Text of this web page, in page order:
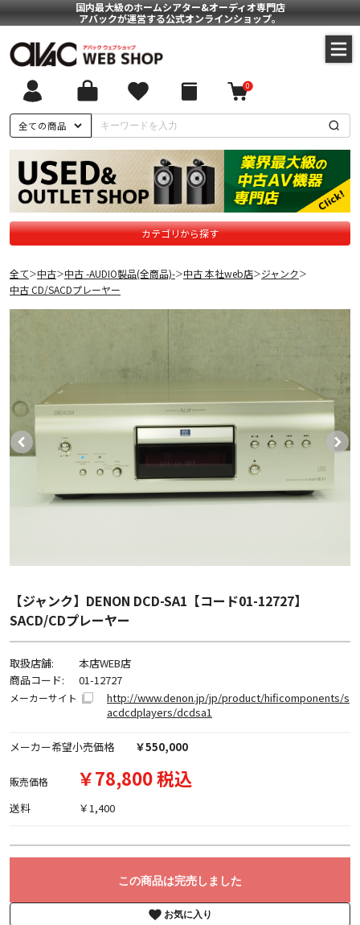
国内最大級のホームシアター&オーディオ専門店
アバックが運営する公式オンラインショップ。
全ての商品
0
カテゴリから探す
全て＞中古＞中古 -AUDIO製品(全商品)-＞中古 本社web店＞ジャンク＞
中古 CD/SACDプレーヤー
【ジャンク】DENON DCD-SA1【コード01-12727】
SACD/CDプレーヤー
取扱店舗:
本店WEB店
商品コード:
01-12727
メーカーサイト
http://www.denon.jp/jp/product/hificomponents/s
acdcdplayers/dcdsa1
メーカー希望小売価格 ￥550,000
販売価格 ￥78,800 税込
送料 ￥1,400
この商品は完売しました
お気に入り